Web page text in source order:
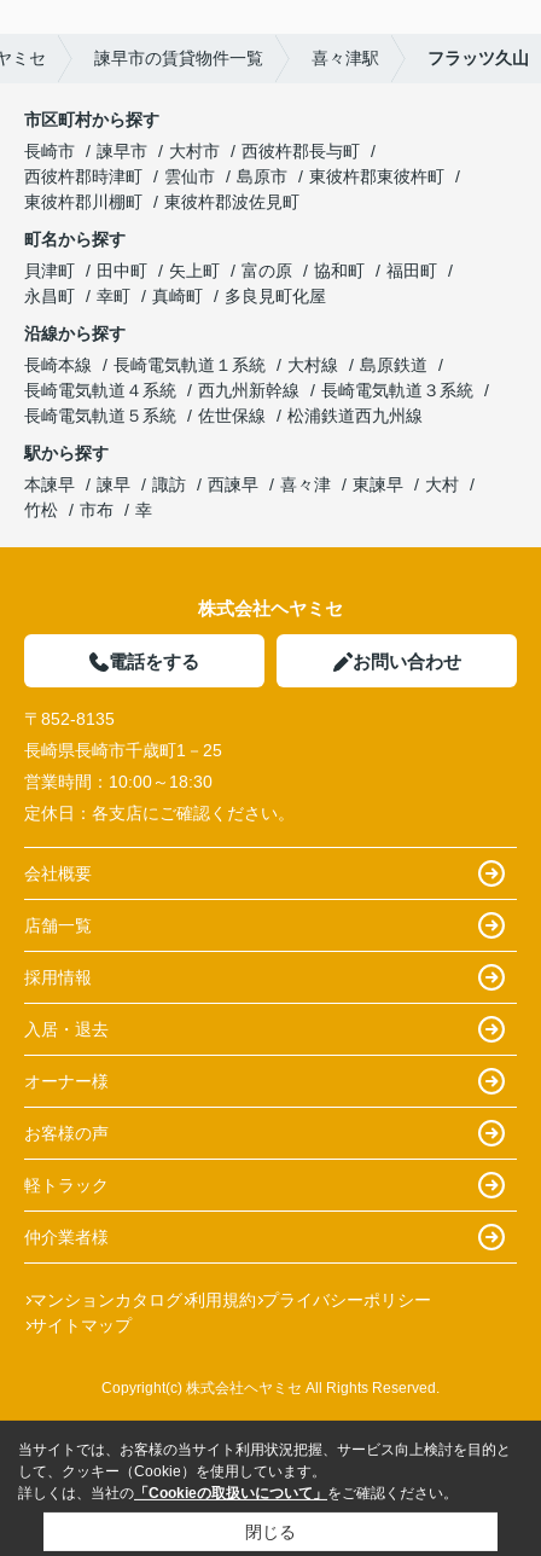
ミセ 諫早市の賃貸物件一覧 喜々津駅 フラッツ久山
市区町村から探す
長崎市
諫早市 大村市
西彼杵郡長与町
西彼杵郡時津町
雲仙市 島原市
東彼杵郡東彼杵町
東彼杵郡川棚町
東彼杵郡波佐見町
町名から探す
貝津町
田中町 矢上町 富の原 協和町
福田町
永昌町
幸町 真崎町
多良見町化屋
沿線から探す
長崎本線
長崎電気軌道１系統 大村線
島原鉄道
長崎電気軌道４系統
西九州新幹線
長崎電気軌道３系統
長崎電気軌道５系統
佐世保線
松浦鉄道西九州線
駅から探す
本諫早
諫早 諏訪 西諫早 喜々津 東諫早
大村
竹松
市布 幸
株式会社ヘヤミセ
電話をする お問い合わせ
〒852-8135
長崎県長崎市千歳町1－25
営業時間： 10:00～18:30
定休日： 各支店にご確認ください。
会社概要
店舗一覧
採用情報
入居・退去
オーナー様
お客様の声
軽トラック
仲介業者様
マンションカタログ 利用規約 プライバシーポリシー
サイトマップ
Copyright(c) 株式会社ヘヤミセ All Rights Reserved.
当サイトでは、お客様の当サイト利用状況把握、サービス向上検討を目的と
して、クッキー（Cookie）を使用しています。
詳しくは、当社の 「Cookieの取扱いについて」 をご確認ください。
閉じる